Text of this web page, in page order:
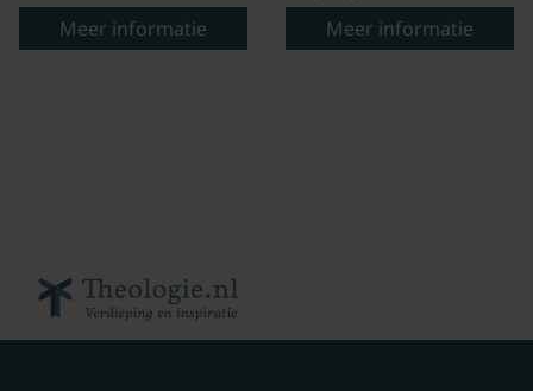
Meer informatie
Meer informatie